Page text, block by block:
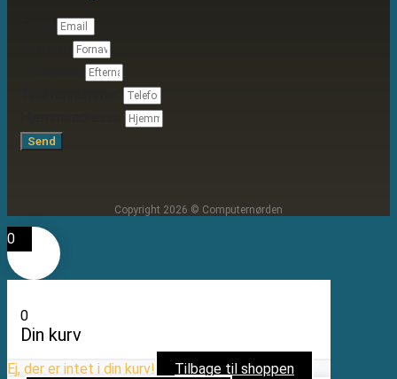
Send
Copyright 2026 © Computernørden
0
0
Din kurv
Ej, der er intet i din kurv! Tilbage til shoppen